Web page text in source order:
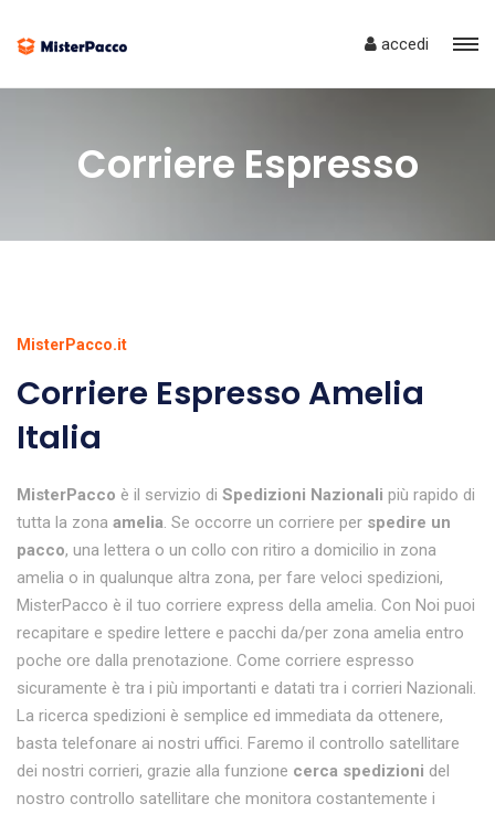
accedi
Corriere Espresso
MisterPacco.it
Corriere Espresso Amelia
Italia
MisterPacco è il servizio di Spedizioni Nazionali più rapido di
tutta la zona amelia. Se occorre un corriere per spedire un
pacco, una lettera o un collo con ritiro a domicilio in zona
amelia o in qualunque altra zona, per fare veloci spedizioni,
MisterPacco è il tuo corriere express della amelia. Con Noi puoi
recapitare e spedire lettere e pacchi da/per zona amelia entro
poche ore dalla prenotazione. Come corriere espresso
sicuramente è tra i più importanti e datati tra i corrieri Nazionali.
La ricerca spedizioni è semplice ed immediata da ottenere,
basta telefonare ai nostri uffici. Faremo il controllo satellitare
dei nostri corrieri, grazie alla funzione cerca spedizioni del
nostro controllo satellitare che monitora costantemente i